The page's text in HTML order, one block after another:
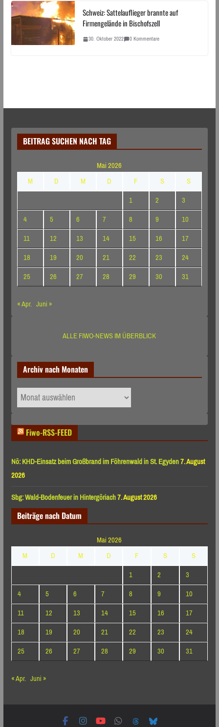
Schweiz: Sattelauflieger brannte auf
Firmengelände in Bischofszell
30. Oktober 2022 0 Kommentare
BEITRAG SUCHEN NACH TAG
Mai 2026
M
D M D F S
S
1
2
3
4
5 6 7 8 9
10
11
12 13 14 15 16
17
18
19 20 21 22 23
24
25
26 27 28 29 30
31
« Apr. Juni »
ALLE FIWO-NEWS IM ÜBERBLICK
Archiv nach Monaten
Archiv
nach
Fiwo-RSS-FEED
Nö: KHD-Einsatz beim Großbrand im Föhrenwald in St. Egyden7. August
2026
Sbg: Wald-Bodenfeuer in Hintergöriach7. August 2026
Beiträge nach Datum
Mai 2026
M
D M D F S
S
1
2
3
4
5 6 7 8 9
10
11
12 13 14 15 16
17
18
19 20 21 22 23
24
25
26 27 28 29 30
31
« Apr. Juni »